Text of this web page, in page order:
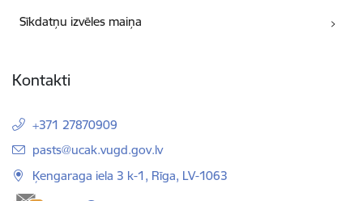
Sīkdatņu izvēles maiņa
Kontakti
+371 27870909
E-pasts:
pasts@ucak.vugd.gov.lv
Ķengaraga iela 3 k-1, Rīga, LV-1063